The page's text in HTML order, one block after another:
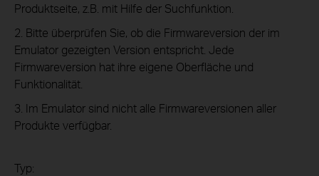
Produktseite, z.B. mit Hilfe der Suchfunktion.
2. Bitte überprüfen Sie, ob die Firmwareversion der im
Emulator gezeigten Version entspricht. Jede
Firmwareversion hat ihre eigene Oberfläche und
Funktionalität.
3. Im Emulator sind nicht alle Firmwareversionen aller
Produkte verfügbar.
Typ: